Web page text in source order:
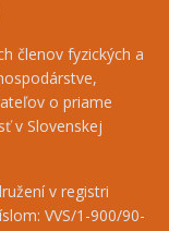
členov fyzických a
o priame
v Slovenskej
v registri
VVS/1-900/90-